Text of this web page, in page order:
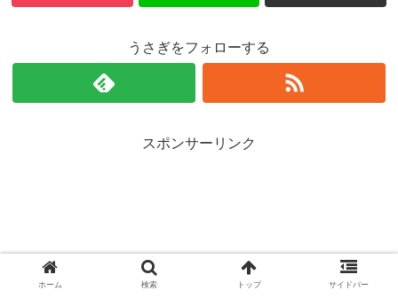
うさぎをフォローする
スポンサーリンク
ホーム 検索 トップ サイドバー